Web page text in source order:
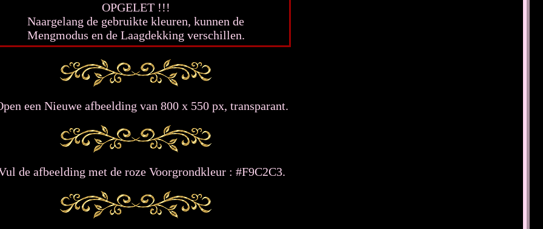
OPGELET !!!
Naargelang de gebruikte kleuren, kunnen de
Mengmodus en de Laagdekking verschillen.
een Nieuwe afbeelding van 800 x 550 px, transparant.
de afbeelding met de roze Voorgrondkleur : #F9C2C3.